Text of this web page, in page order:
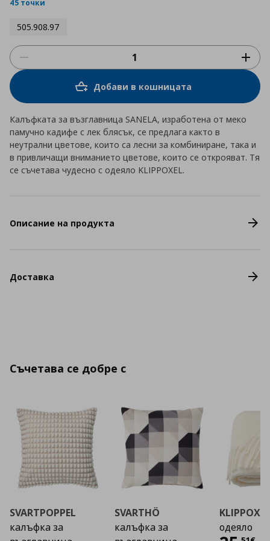
45 точки
505.908.97
Добави в кошницата
Калъфката за възглавница SANELA, изработена от меко
памучно кадифе с лек блясък, се предлага както в
неутрални цветове, които са лесни за комбиниране, така и
в привличащи вниманието цветове, които се открояват. Тя
се съчетава чудесно с одеяло KLIPPOXEL.
Описание на продукта
Доставка
Съчетава се добре с
SVARTPOPPEL
калъфка за
SVARTHÖ
калъфка за
KLIPPOXEL
одеяло